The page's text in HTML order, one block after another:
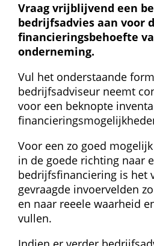
Vraag vrijblijvend een
bedrijfsadvies aan voor
financieringsbehoefte
onderneming.
Vul het onderstaande
bedrijfsadviseur neemt
voor een beknopte
Voor een zo goed
in de goede richting naar
bedrijfsfinanciering is het
gevraagde invoervelden
en naar reeele waarheid
vullen.